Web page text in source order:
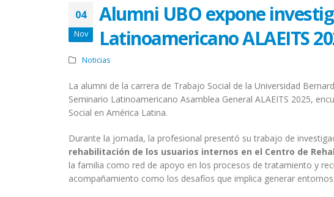
04
Nov
Alumni UBO expone
Latinoamericano ALAEITS
Noticias
La alumni de la carrera de Trabajo Social de la Universidad
Seminario Latinoamericano Asamblea General ALAEITS 2025,
Social en América Latina.
Durante la jornada, la profesional presentó su trabajo de
rehabilitación de los usuarios internos en el Centro de
la familia como red de apoyo en los procesos de tratamiento y
acompañamiento como los desafíos que implica generar